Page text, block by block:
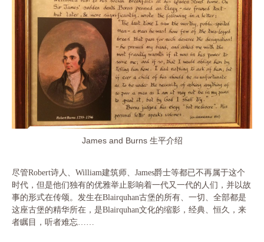
James and Burns 生平介绍
尽管Robert诗人、William建筑师、James爵士等都已不再属于这个
时代，但是他们独有的优雅举止影响着一代又一代的人们，并以故
事的形式在传颂。发生在Blairquhan古堡的所有、一切、全部都是
这座古堡的精华所在，是Blairquhan文化的缩影，经典、恒久，来
者瞩目，听者难忘……